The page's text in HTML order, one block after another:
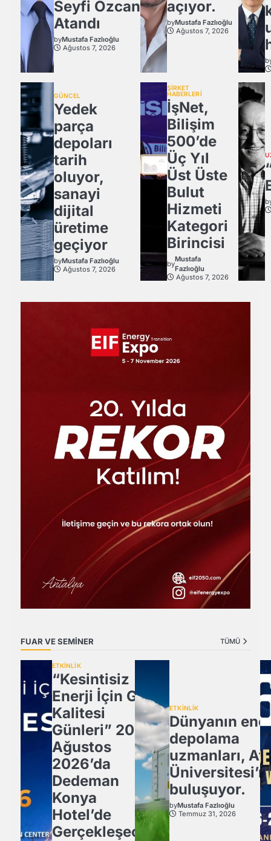
Seyfi Özcan
Atandı
byMustafa Fazlıoğlu
Ağustos 7, 2026
açıyor.
byMustafa Fazlıoğlu
Ağustos 7, 2026
GÜNCEL
Yedek
parça
depoları
tarih
oluyor,
sanayi
dijital
üretime
geçiyor
byMustafa Fazlıoğlu
Ağustos 7, 2026
ŞİRKET
HABERLERİ
İşNet,
Bilişim
500’de
Üç Yıl
Üst Üste
Bulut
Hizmeti
Kategori
Birincisi
by
Mustafa
Fazlıoğlu
Ağustos 7, 2026
FUAR VE SEMİNER TÜMÜ
ETKİNLİK
“Kesintisiz
Enerji İçin Güç
Kalitesi
Günleri” 20
Ağustos
2026’da
Dedeman
Konya
Hotel’de
Gerçekleşecek
ETKİNLİK
Dünyanın
depolama
uzmanları,
buluşuyor.
byMustafa Fazlıoğlu
Temmuz 31, 2026